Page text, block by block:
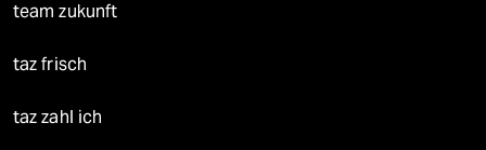
team zukunft
taz frisch
taz zahl ich